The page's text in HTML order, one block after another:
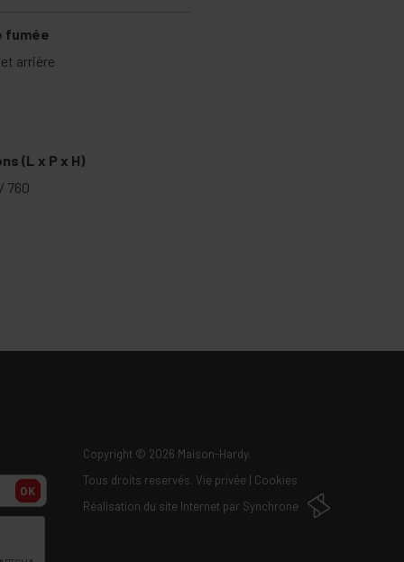
fumée
arrière
(L x P x H)
760
OK
Copyright © 2026 Maison-Hardy.
Tous droits reservés. Vie privée | Cookies
Réalisation du site Internet par Synchrone